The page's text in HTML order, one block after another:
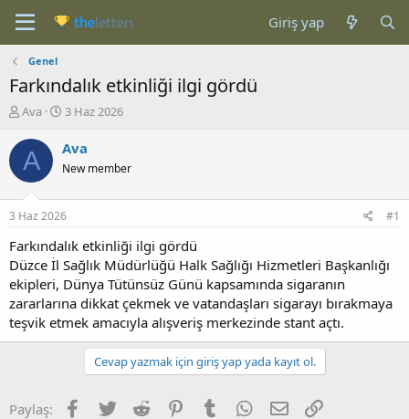
Giriş yap
Genel
Farkındalık etkinliği ilgi gördü
K
n
b
u
u
b
a
ş
l
a
t
a
n
Ava
B
ş
a
g
ı
ç
t
a
r
i
h
i
3 Haz 2026
A Ava
New member
3 Haz 2026 #1
Farkındalık etkinliği ilgi gördü
Düzce İl Sağlık Müdürlüğü Halk Sağlığı Hizmetleri Başkanlığı
ekipleri, Dünya Tütünsüz Günü kapsamında sigaranın
zararlarına dikkat çekmek ve vatandaşları sigarayı bırakmaya
teşvik etmek amacıyla alışveriş merkezinde stant açtı.
Cevap yazmak için giriş yap yada kayıt ol.
Paylaş: Facebook
Twitter Reddit PinterestTumblr WhatsApp
E-posta